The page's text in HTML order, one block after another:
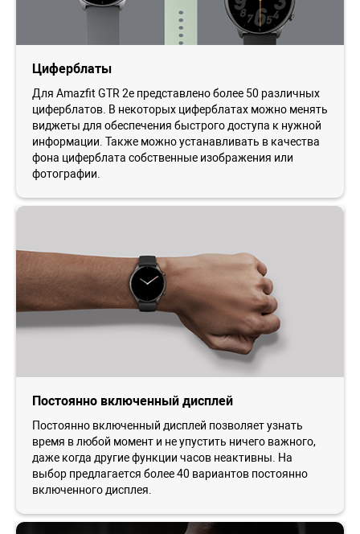
Циферблаты
Для Amazfit GTR 2e представлено более 50 различных
циферблатов. В некоторых циферблатах можно менять
виджеты для обеспечения быстрого доступа к нужной
информации. Также можно устанавливать в качества
фона циферблата собственные изображения или
фотографии.
Постоянно включенный дисплей
Постоянно включенный дисплей позволяет узнать
время в любой момент и не упустить ничего важного,
даже когда другие функции часов неактивны. На
выбор предлагается более 40 вариантов постоянно
включенного дисплея.